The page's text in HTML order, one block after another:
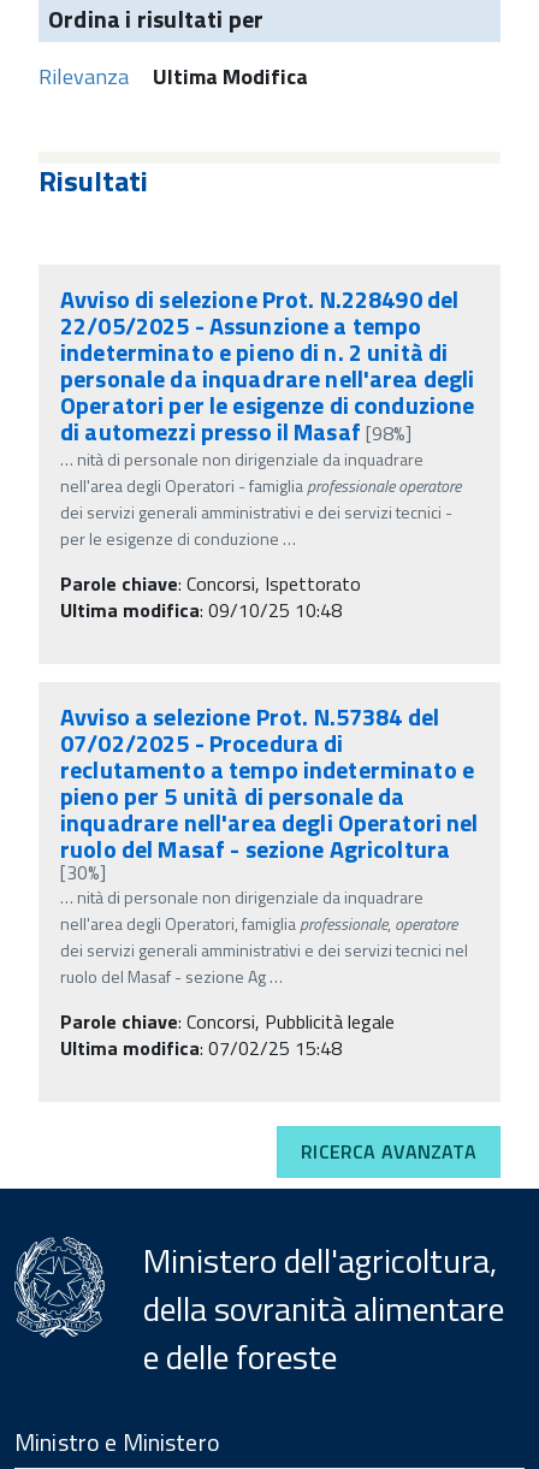
Ordina i risultati per
Rilevanza Ultima Modifica
Risultati
Avviso di selezione Prot. N.228490 del
22/05/2025 - Assunzione a tempo
indeterminato e pieno di n. 2 unità di
personale da inquadrare nell'area degli
Operatori per le esigenze di conduzione
di automezzi presso il Masaf [98%]
… nità di personale non dirigenziale da inquadrare
nell'area degli Operatori - famigliaprofessionaleoperatore
dei servizi generali amministrativi e dei servizi tecnici -
per le esigenze di conduzione …
Parole chiave: Concorsi, Ispettorato
Ultima modifica: 09/10/25 10:48
Avviso a selezione Prot. N.57384 del
07/02/2025 - Procedura di
reclutamento a tempo indeterminato e
pieno per 5 unità di personale da
inquadrare nell'area degli Operatori nel
ruolo del Masaf - sezione Agricoltura
[30%]
… nità di personale non dirigenziale da inquadrare
nell'area degli Operatori, famigliaprofessionale, operatore
dei servizi generali amministrativi e dei servizi tecnici nel
ruolo del Masaf - sezione Ag…
Parole chiave: Concorsi, Pubblicità legale
Ultima modifica: 07/02/25 15:48
RICERCA AVANZATA
Ministero dell'agricoltura,
della sovranità alimentare
e delle foreste
Footer
Ministro e Ministero